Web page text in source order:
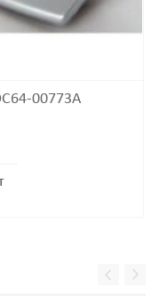
00773A